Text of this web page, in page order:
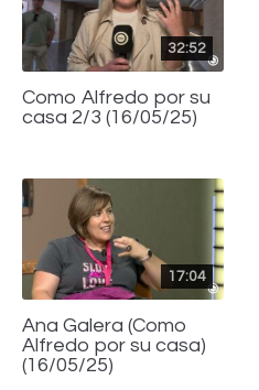
32:52
Como Alfredo por su
casa 2/3 (16/05/25)
17:04
Ana Galera (Como
Alfredo por su casa)
(16/05/25)